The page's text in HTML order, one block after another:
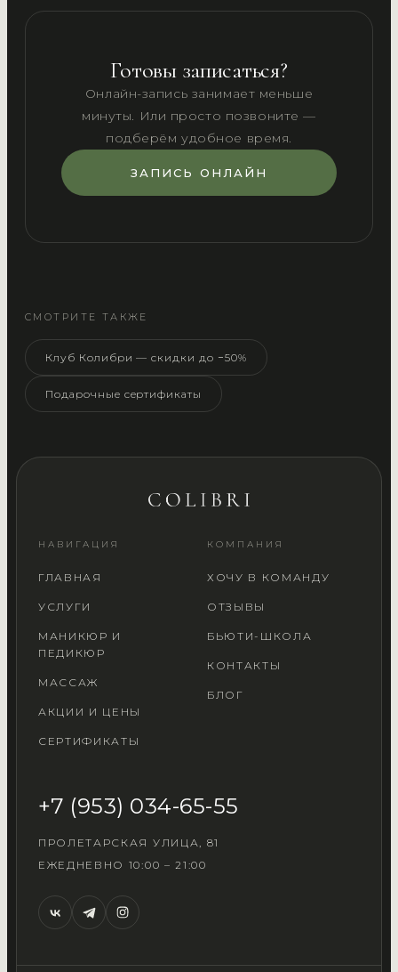
Готовы записаться?
Онлайн-запись занимает меньше
минуты. Или просто позвоните —
подберём удобное время.
ЗАПИСЬ ОНЛАЙН
СМОТРИТЕ ТАКЖЕ
Клуб Колибри — скидки до −50%
Подарочные сертификаты
НАВИГАЦИЯ
ГЛАВНАЯ
УСЛУГИ
МАНИКЮР И
ПЕДИКЮР
МАССАЖ
АКЦИИ И ЦЕНЫ
СЕРТИФИКАТЫ
КОМПАНИЯ
ХОЧУ В КОМАНДУ
ОТЗЫВЫ
БЬЮТИ-ШКОЛА
КОНТАКТЫ
БЛОГ
+7 (953) 034-65-55
ПРОЛЕТАРСКАЯ УЛИЦА, 81
ЕЖЕДНЕВНО 10:00 – 21:00